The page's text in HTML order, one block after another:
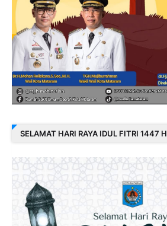
SELAMAT HARI RAYA IDUL FITRI 1447 H